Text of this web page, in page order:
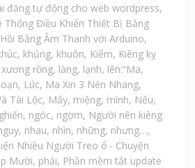
đăng tự động cho web wordpress,
Thống Điều Khiển Thiết Bị Bằng
Bằng Âm Thanh với Arduino,
, khủng, khuôn, Kiểm, Kiêng kỵ
rồng, làng, lạnh, lên:“Ma,
loạn, Lúc, Ma Xin 3 Nén Nhang,
Tài Lộc, Mấy, miệng, mình, Nếu,
, ngóc, ngợm, Người nên kiêng
, nhau, nhìn, những, nhưng…,
Nhiều Người Treo ổ - Chuyện
Mười, phải, Phần mềm tắt update